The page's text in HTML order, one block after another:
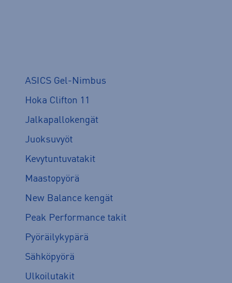
ASICS Gel-Nimbus
Hoka Clifton 11
Jalkapallokengät
Juoksuvyöt
Kevytuntuvatakit
Maastopyörä
New Balance kengät
Peak Performance takit
Pyöräilykypärä
Sähköpyörä
Ulkoilutakit